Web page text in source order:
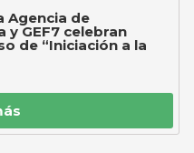
Agencia de
y GEF7 celebran
de “Iniciación a la